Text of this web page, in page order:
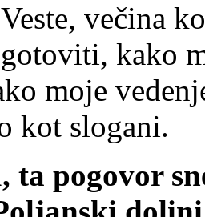
večina
kako
moje
kot slogani.
pogovor